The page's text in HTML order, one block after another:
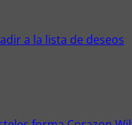
a la lista de deseos